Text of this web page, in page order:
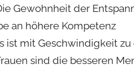
Gewohnheit der
an höhere Kompetenz
ist mit Geschwindigkeit
sind die besseren